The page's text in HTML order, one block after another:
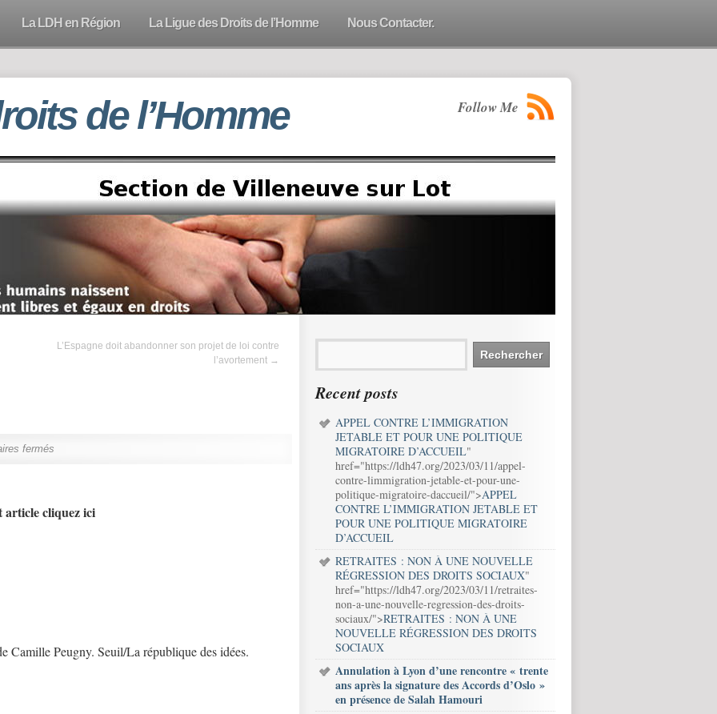
La LDH en Région La Ligue des Droits de l’Homme Nous Contacter.
de l’Homme Follow Me
L’Espagne doit abandonner son projet de loi contre
l’avortement →
fermés
article cliquez ici
Camille Peugny. Seuil/La république des idées.
Recent posts
APPEL CONTRE L’IMMIGRATION
JETABLE ET POUR UNE POLITIQUE
MIGRATOIRE D’ACCUEIL"
href="https://ldh47.org/2023/03/11/appel-
contre-limmigration-jetable-et-pour-une-
politique-migratoire-daccueil/">APPEL
CONTRE L’IMMIGRATION JETABLE ET
POUR UNE POLITIQUE MIGRATOIRE
D’ACCUEIL
RETRAITES : NON À UNE NOUVELLE
RÉGRESSION DES DROITS SOCIAUX"
href="https://ldh47.org/2023/03/11/retraites-
non-a-une-nouvelle-regression-des-droits-
sociaux/">RETRAITES : NON À UNE
NOUVELLE RÉGRESSION DES DROITS
SOCIAUX
Annulation à Lyon d’une rencontre « trente
ans après la signature des Accords d’Oslo »
en présence de Salah Hamouri